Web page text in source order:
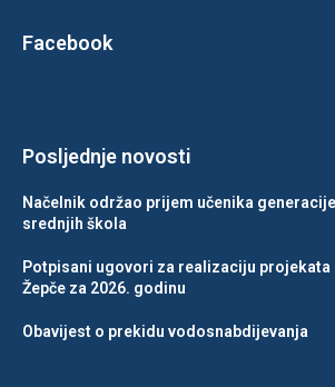
Facebook
Posljednje novosti
Načelnik održao prijem učenika
srednjih škola
Potpisani ugovori za realizaciju projekata
Žepče za 2026. godinu
Obavijest o prekidu vodosnabdijevanja